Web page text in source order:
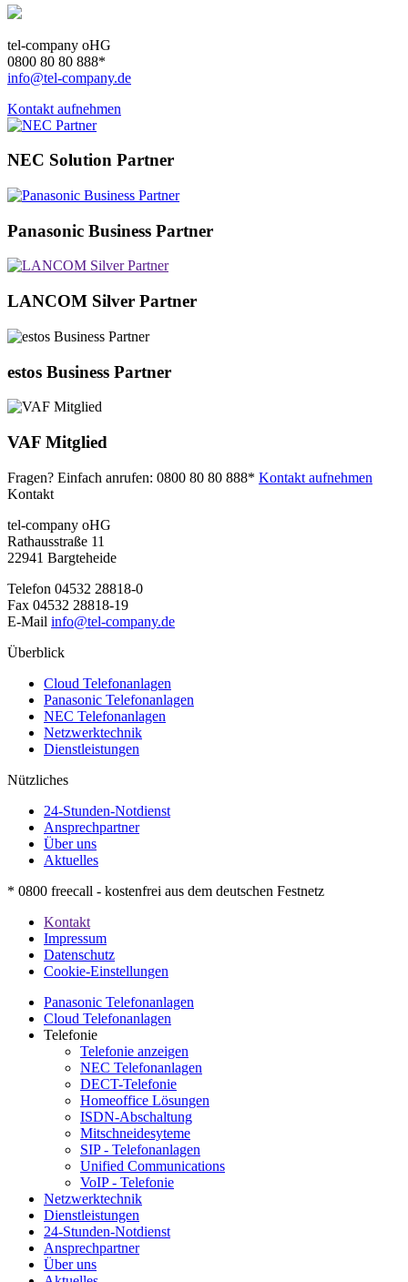
tel-company oHG
0800 80 80 888*
info@tel-company.de
Kontakt aufnehmen
NEC Solution Partner
Panasonic Business Partner
LANCOM Silver Partner
estos Business Partner
VAF Mitglied
Fragen? Einfach anrufen: 0800 80 80 888* Kontakt aufnehmen
Kontakt
tel-company oHG
Rathausstraße 11
22941 Bargteheide
Telefon 04532 28818-0
Fax 04532 28818-19
E-Mail info@tel-company.de
Überblick
Cloud Telefonanlagen
Panasonic Telefonanlagen
NEC Telefonanlagen
Netzwerktechnik
Dienstleistungen
Nützliches
24-Stunden-Notdienst
Ansprechpartner
Über uns
Aktuelles
* 0800 freecall - kostenfrei aus dem deutschen Festnetz
Kontakt
Impressum
Datenschutz
Cookie-Einstellungen
Panasonic Telefonanlagen
Cloud Telefonanlagen
Telefonie
Telefonie anzeigen
NEC Telefonanlagen
DECT-Telefonie
Homeoffice Lösungen
ISDN-Abschaltung
Mitschneidesyteme
SIP - Telefonanlagen
Unified Communications
VoIP - Telefonie
Netzwerktechnik
Dienstleistungen
24-Stunden-Notdienst
Ansprechpartner
Über uns